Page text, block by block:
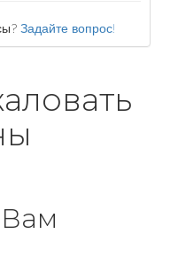
Задайте вопрос!